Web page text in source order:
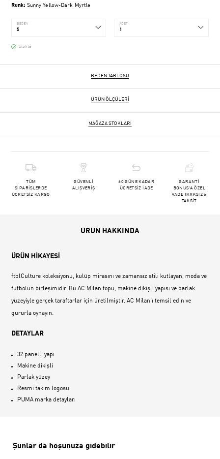
Renk: Sunny Yellow-Dark Myrtle
BEDEN ADET
Stokta
BEDEN TABLOSU
ÜRÜN ÖLÇÜLERI
MAĞAZA STOKLARI
TÜM
SİPARİŞLERDE
ÜCRETSİZ KARGO
GÜVENLİ
ALIŞVERİŞ
60 GÜNE KADAR
ÜCRETSİZ İADE
GARANTİ
BONUS'A ÖZEL
VADE FARKSIZ 6
TAKSİT
ÜRÜN HAKKINDA
ÜRÜN HİKAYESİ
ftblCulture koleksiyonu, kulüp mirasını ve zamansız stili kutlayan, moda ve
futbolun birleşimidir. Bu AC Milan topu, makine dikişli yapısı ve parlak
yüzeyiyle gerçek taraftarlar için üretilmiştir. AC Milan‘ı temsil edin ve
gururla oynayın.
DETAYLAR
32 panelli yapı
Makine dikişli
Parlak yüzey
Resmi takım logosu
PUMA marka detayları
Şunlar da hoşunuza gidebilir